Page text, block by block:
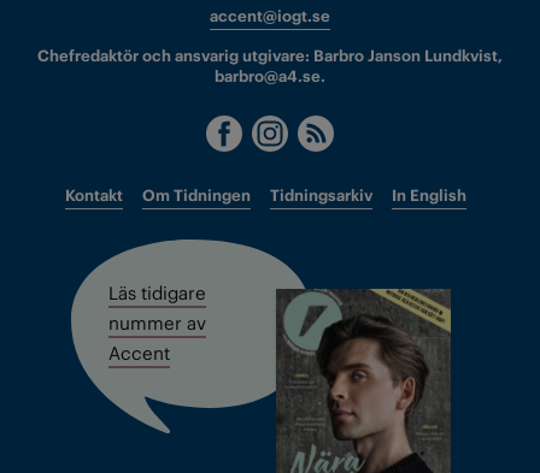
accent@iogt.se
Chefredaktör och ansvarig utgivare: Barbro Janson Lundkvist,
barbro@a4.se.
Kontakt Om Tidningen Tidningsarkiv In English
Läs tidigare
nummer av
Accent